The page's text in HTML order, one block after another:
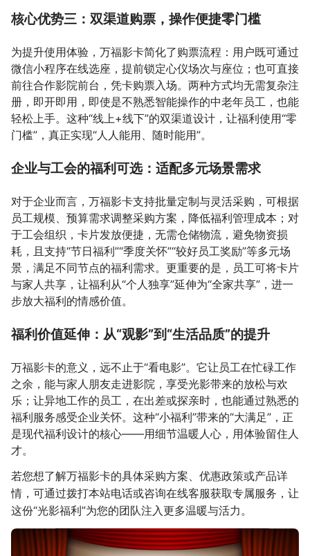
核心优势三：双渠道购票，操作便捷零门槛
为提升使用体验，万福影卡简化了购票流程：用户既可通过
微信小程序在线选座，提前锁定心仪场次与座位；也可直接
前往合作影院前台，凭卡购票入场。两种方式均无需复杂注
册，即开即用，即使是不熟悉智能操作的中老年员工，也能
轻松上手。这种“线上+线下”的双渠道设计，让福利使用“零
门槛”，真正实现“人人能用、随时能用”。
企业与工会的福利可选：适配多元场景需求
对于企业而言，万福影卡支持批量定制与灵活采购，可根据
员工规模、预算需求调整采购方案，降低福利管理成本；对
于工会组织，卡片发放便捷，无需仓储物流，避免物资损
耗，且支持“节日福利”“季度关怀”“较好员工奖励”等多元场
景，满足不同节点的福利需求。更重要的是，员工可将卡片
与家人共享，让福利从“个人独享”延伸为“全家共享”，进一
步放大福利的情感价值。
福利价值延伸：从“观影”到“生活品质”的提升
万福影卡的意义，远不止于“看电影”。它让员工在忙碌工作
之余，能与家人朋友走进影院，享受光影带来的放松与欢
乐；让异地工作的员工，在出差或探亲时，也能通过熟悉的
福利服务感受企业关怀。这种“小福利”带来的“大满足”，正
是现代福利设计的核心——用细节温暖人心，用体验留住人
才。
若您想了解万福影卡的具体采购方案、优惠政策或产品详
情，可通过拨打本站电话或咨询在线客服获取专属服务，让
这份“光影福利”为您的团队注入更多温暖与活力。